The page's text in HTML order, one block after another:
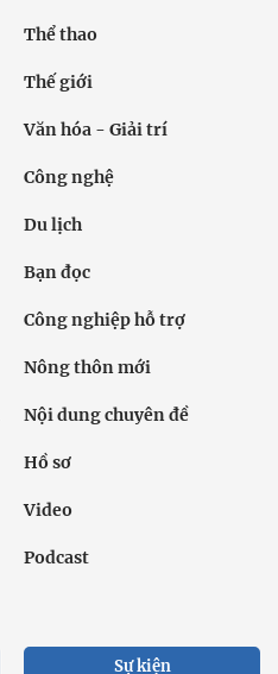
Thể thao
Thế giới
Văn hóa - Giải trí
Công nghệ
Du lịch
Bạn đọc
Công nghiệp hỗ trợ
Nông thôn mới
Nội dung chuyên đề
Hồ sơ
Video
Podcast
Sự kiện